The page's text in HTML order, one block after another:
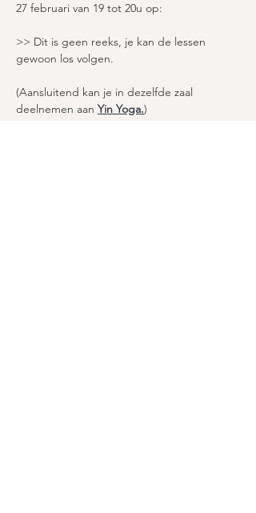
27 februari van 19 tot 20u op:
>> Dit is geen reeks, je kan de lessen
gewoon los volgen.
(Aansluitend kan je in dezelfde zaal
deelnemen aan Yin Yoga.)